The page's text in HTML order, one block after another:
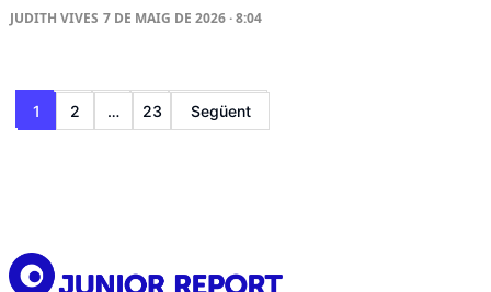
JUDITH VIVES 7 DE MAIG DE 2026 · 8:04
Paginació
de
1 2 … 23 Següent